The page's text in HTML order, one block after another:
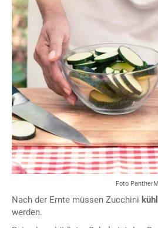
Foto
Nach der Ernte müssen Zucchini
werden.